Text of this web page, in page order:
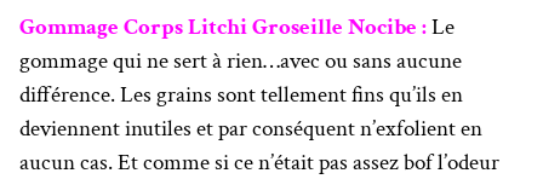
Gommage Corps Litchi Groseille Nocibe :Le
gommage qui ne sert à rien…avec ou sans aucune
différence. Les grains sont tellement fins qu’ils en
deviennent inutiles et par conséquent n’exfolient en
aucun cas. Et comme si ce n’était pas assez bof l’odeur